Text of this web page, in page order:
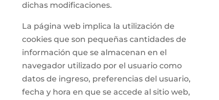
dichas modificaciones.
La página web implica la utilización de
cookies que son pequeñas cantidades de
información que se almacenan en el
navegador utilizado por el usuario como
datos de ingreso, preferencias del usuario,
fecha y hora en que se accede al sitio web,